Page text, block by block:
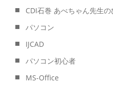
CDI石巻 あべちゃん先生
パソコン
IJCAD
パソコン初心者
MS-Office